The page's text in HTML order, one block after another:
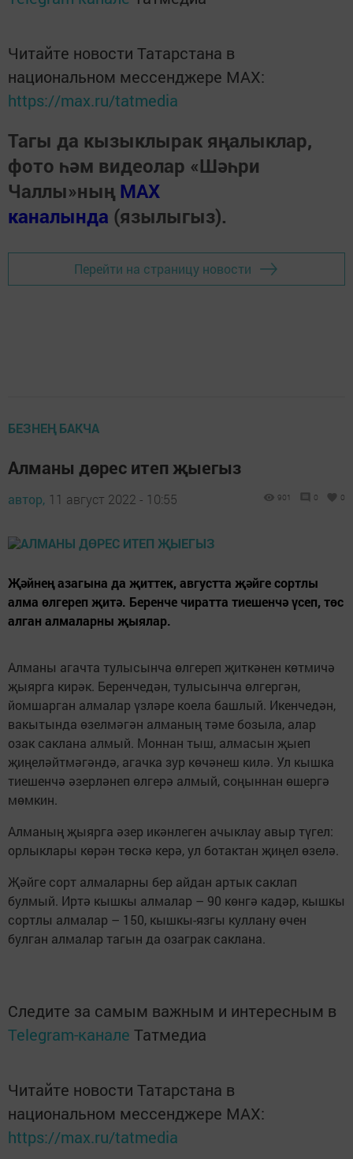
Читайте новости Татарстана в
национальном мессенджере MАХ:
https://max.ru/tatmedia
Тагы да кызыклырак яңалыклар,
фото һәм видеолар «Шәһри
Чаллы»ның MAX
каналында (язылыгыз).
Перейти на страницу новости
БЕЗНЕҢ БАКЧА
Алманы дөрес итеп җыегыз
автор, 11 август 2022 - 10:55 901 0 0
Җәйнең азагына да җиттек, августта җәйге сортлы
алма өлгереп җитә. Беренче чиратта тиешенчә үсеп, төс
алган алмаларны җыялар.
Алманы агачта тулысынча өлгереп җиткәнен көтмичә
җыярга кирәк. Беренчедән, тулысынча өлгергән,
йомшарган алмалар үзләре коела башлый. Икенчедән,
вакытында өзелмәгән алманың тәме бозыла, алар
озак саклана алмый. Моннан тыш, алмасын җыеп
җиңеләйтмәгәндә, агачка зур көчәнеш килә. Ул кышка
тиешенчә әзерләнеп өлгерә алмый, соңыннан өшергә
мөмкин.
Алманың җыярга әзер икәнлеген ачыклау авыр түгел:
орлыклары көрән төскә керә, ул ботактан җиңел өзелә.
Җәйге сорт алмаларны бер айдан артык саклап
булмый. Иртә кышкы алмалар – 90 көнгә кадәр, кышкы
сортлы алмалар – 150, кышкы-язгы куллану өчен
булган алмалар тагын да озаграк саклана.
Следите за самым важным и интересным в
Telegram-канале Татмедиа
Читайте новости Татарстана в
национальном мессенджере MАХ:
https://max.ru/tatmedia